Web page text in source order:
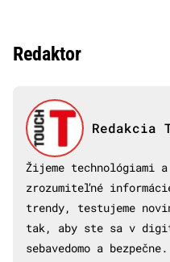
Redaktor
Redakcia
Žijeme technológiami
zrozumiteľné
trendy, testujeme
tak, aby ste sa v
sebavedomo a bezpečne.